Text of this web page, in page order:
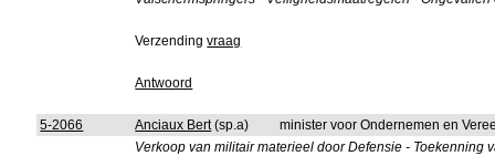
Verzendingvraag
Antwoord
5-2066 Anciaux Bert(sp.a)
minister voor Ondernemen en
Verkoop van militair materieel door Defensie -